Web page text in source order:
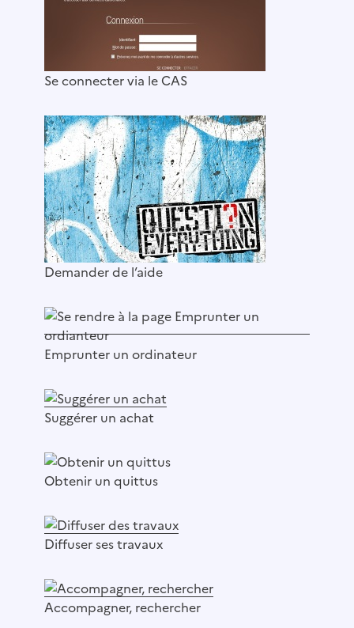
Se connecter via le CAS
Demander de l’aide
Emprunter un ordinateur
Suggérer un achat
Obtenir un quittus
Diffuser ses travaux
Accompagner, rechercher